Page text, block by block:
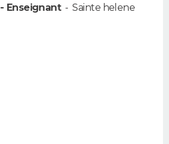
- Enseignant-Sainte helene